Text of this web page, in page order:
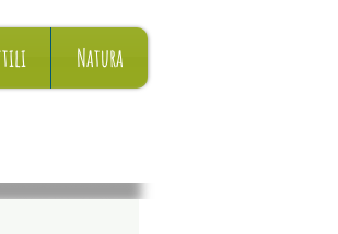
Natura